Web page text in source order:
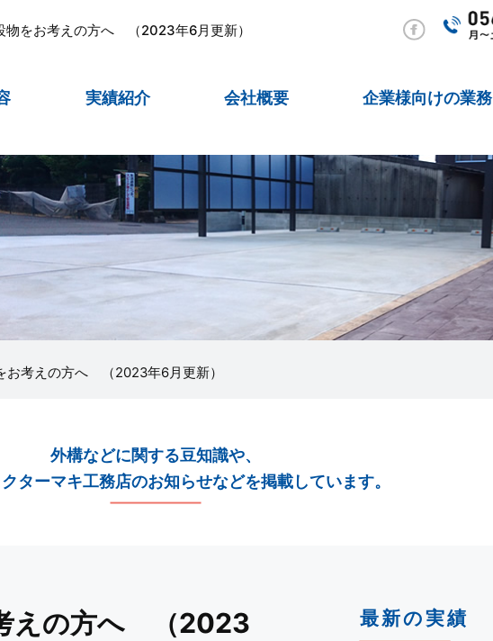
物をお考えの方へ （2023年6月更新）
実績紹介 会社概要 企業様向けの業務
お考えの方へ （2023年6月更新）
外構などに関する豆知識や、
ターマキ工務店のお知らせなどを掲載しています。
えの方へ （2023
最新の実績